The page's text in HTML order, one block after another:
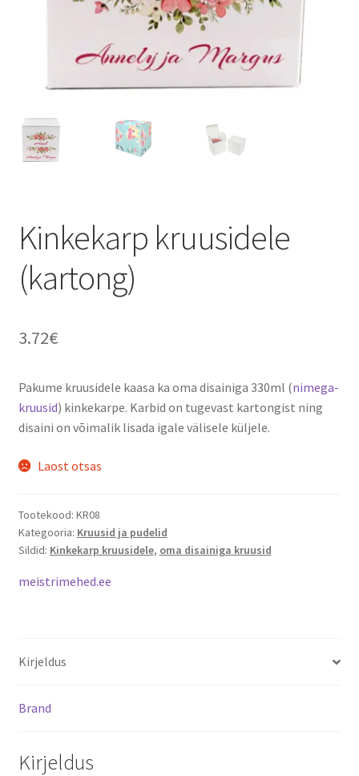
Teenused
Minu konto
Kinkekarp kruusidele
(kartong)
3.72€
Pakume kruusidele kaasa ka oma disainiga 330ml (nimega-
kruusid) kinkekarpe. Karbid on tugevast kartongist ning
disaini on võimalik lisada igale välisele küljele.
Laost otsas
Tootekood: KR08
Kategooria: Kruusid ja pudelid
Sildid: Kinkekarp kruusidele, oma disainiga kruusid
meistrimehed.ee
Kirjeldus
Brand
Kirjeldus